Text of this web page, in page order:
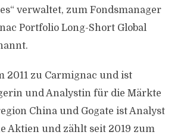
verwaltet, zum Fondsmanager
Portfolio Long-Short Global
2011 zu Carmignac und ist
und Analystin für die Märkte
China und Gogate ist Analyst
Aktien und zählt seit 2019 zum